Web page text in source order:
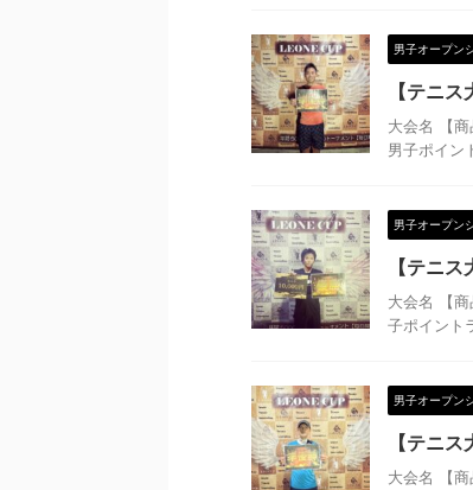
男子オープン
【テニ
大会名 【
男子ポイン
男子オープン
【テニ
大会名 【
子ポイント
男子オープン
【テニ
大会名 【